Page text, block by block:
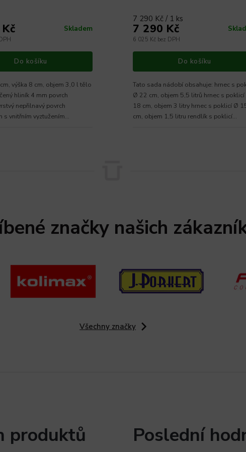
Skladem
Do košíku
výška 8 cm, objem 3,0 l tělo
hliník 4 mm povrch
nepřilnavý povrch
s vnitřním vyztužením
6 025 Kč bez DPH
7 290 Kč
7 290 Kč / 1 ks
Do košíku
Tato sada nádobí obsahuje: hrnec s poklicí
Ø 22 cm, objem 5,5 litrů hrnec s
18 cm, objem 3 litry hrnec s poklicí Ø
cm, objem 1,5 litru rendlík s poklicí...
značky našich
Všechny značky
produktů Poslední